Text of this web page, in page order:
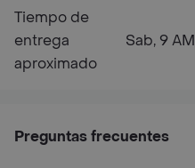
Tiempo de
entrega
aproximado
Sab, 9 AM
Preguntas frecuentes